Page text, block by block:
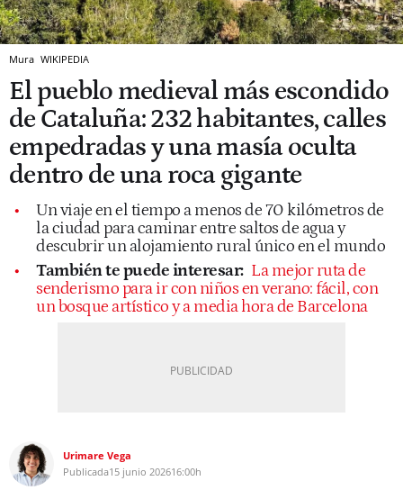
Mura WIKIPEDIA
El pueblo medieval más escondido
de Cataluña: 232 habitantes, calles
empedradas y una masía oculta
dentro de una roca gigante
Un viaje en el tiempo a menos de 70 kilómetros de
la ciudad para caminar entre saltos de agua y
descubrir un alojamiento rural único en el mundo
También te puede interesar: La mejor ruta de
senderismo para ir con niños en verano: fácil, con
un bosque artístico y a media hora de Barcelona
Urimare Vega
Publicada15 junio 202616:00h